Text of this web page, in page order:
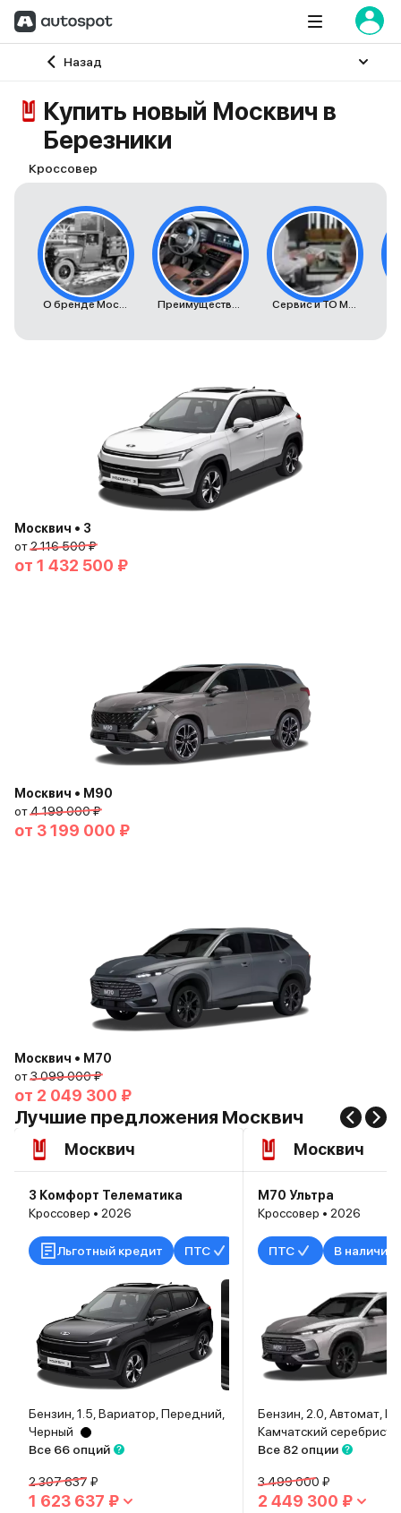
Назад
Главная
Купить новый Москвич в
Березники
Кроссовер
О бренде Москвич Преимущества автомобилей Москвич Сервис и ТО Москвич
Москвич • 3
от2 116 500 ₽
от 1 432 500 ₽
Москвич • М90
от4 199 000 ₽
от 3 199 000 ₽
Москвич • М70
от3 099 000 ₽
от 2 049 300 ₽
Лучшие предложения Москвич
Москвич
3 Комфорт Телематика
Кроссовер • 2026
Льготный кредит ПТС В наличии
Бензин, 1.5, Вариатор, Передний,
Черный
Все 66 опций
2 307 637 ₽
1 623 637 ₽
Москвич
М70 Ультра
Кроссовер • 2026
ПТС В наличии
Бензин, 2.0, Автомат,
Камчатский
Все 82 опции
3 499 000 ₽
2 449 300 ₽